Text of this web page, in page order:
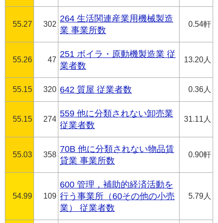
55.27 302
264 生活関連産業用機械製造
業 事業所数
0.54軒
55.26 47
251 ボイラ・原動機製造業 従
業者数
13.20人
55.15 320 642 質屋 従業者数 0.36人
55.15 274
559 他に分類されない卸売業
従業者数
31.11人
55.03 358
70B 他に分類されない物品賃
貸業 事業所数
0.90軒
54.99 109
600 管理，補助的経済活動を
行う事業所（60その他の小売
業） 従業者数
5.79人